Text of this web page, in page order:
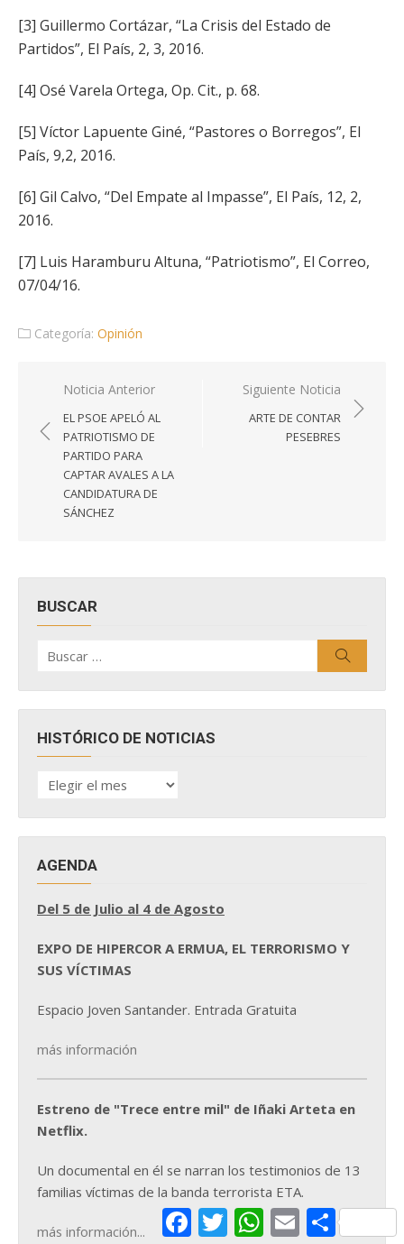
[3] Guillermo Cortázar, “La Crisis del Estado de
Partidos”, El País, 2, 3, 2016.
[4] Osé Varela Ortega, Op. Cit., p. 68.
[5] Víctor Lapuente Giné, “Pastores o Borregos”, El
País, 9,2, 2016.
[6] Gil Calvo, “Del Empate al Impasse”, El País, 12, 2,
2016.
[7] Luis Haramburu Altuna, “Patriotismo”, El Correo,
07/04/16.
Categoría: Opinión
Navegación
entradas
Noticia Anterior
EL PSOE APELÓ AL
PATRIOTISMO DE
PARTIDO PARA
CAPTAR AVALES A LA
CANDIDATURA DE
SÁNCHEZ
Siguiente Noticia
ARTE DE CONTAR
PESEBRES
BUSCAR
por:
HISTÓRICO DE NOTICIAS
HISTÓRICO
DE
AGENDA
Del 5 de Julio al 4 de Agosto
EXPO DE HIPERCOR A ERMUA, EL TERRORISMO Y
SUS VÍCTIMAS
Espacio Joven Santander. Entrada Gratuita
más información
Estreno de "Trece entre mil" de Iñaki Arteta en
Netflix.
Un documental en él se narran los testimonios de 13
familias víctimas de la banda terrorista ETA.
más información...
FacebookTwitterWhatsApp
EmailCompartir